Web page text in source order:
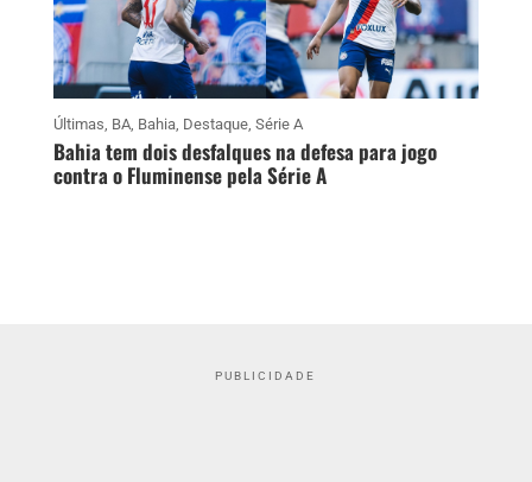
Últimas, BA, Bahia, Destaque, Série A
Bahia tem dois desfalques na defesa para jogo
contra o Fluminense pela Série A
PUBLICIDADE